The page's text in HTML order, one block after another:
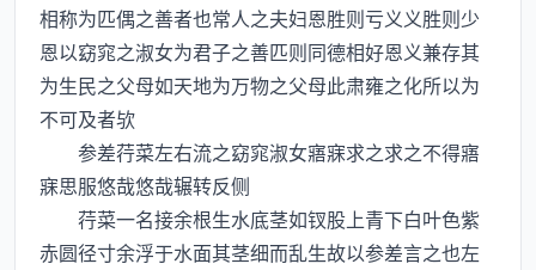
相称为匹偶之善者也常人之夫妇恩胜则亏义义胜则少
恩以窈窕之淑女为君子之善匹则同德相好恩义兼存其
为生民之父母如天地为万物之父母此肃雍之化所以为
不可及者欤
参差荇菜左右流之窈窕淑女寤寐求之求之不得寤
寐思服悠哉悠哉辗转反侧
荇菜一名接余根生水底茎如钗股上青下白叶色紫
赤圆径寸余浮于水面其茎细而乱生故以参差言之也左